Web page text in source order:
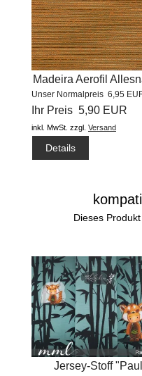
Madeira Aerofil
(1000m) #9735
Unser Normalpreis 6,95
Ihr Preis 5,90 EUR
inkl. MwSt. zzgl. Versand
Details
Dieses
Jersey-Stoff "Paul